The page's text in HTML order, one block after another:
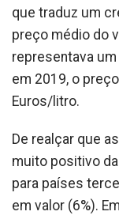
que traduz um
preço médio do
representava
em 2019, o
Euros/litro.
De realçar que
muito positivo
para países
em valor (6%).